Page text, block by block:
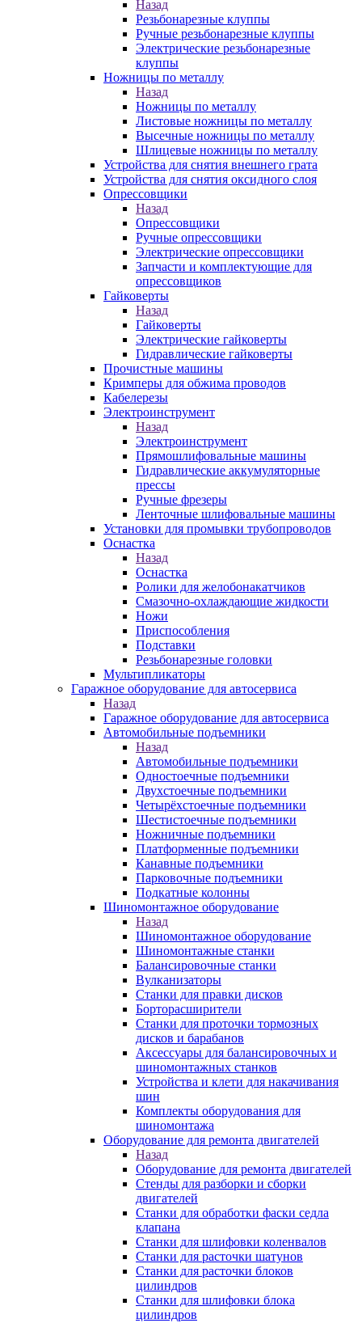
Назад
Резьбонарезные клуппы
Ручные резьбонарезные клуппы
Электрические резьбонарезные
клуппы
Ножницы по металлу
Назад
Ножницы по металлу
Листовые ножницы по металлу
Высечные ножницы по металлу
Шлицевые ножницы по металлу
Устройства для снятия внешнего грата
Устройства для снятия оксидного слоя
Опрессовщики
Назад
Опрессовщики
Ручные опрессовщики
Электрические опрессовщики
Запчасти и комплектующие для
опрессовщиков
Гайковерты
Назад
Гайковерты
Электрические гайковерты
Гидравлические гайковерты
Прочистные машины
Кримперы для обжима проводов
Кабелерезы
Электроинструмент
Назад
Электроинструмент
Прямошлифовальные машины
Гидравлические аккумуляторные
прессы
Ручные фрезеры
Ленточные шлифовальные машины
Установки для промывки трубопроводов
Оснастка
Назад
Оснастка
Ролики для желобонакатчиков
Смазочно-охлаждающие жидкости
Ножи
Приспособления
Подставки
Резьбонарезные головки
Мультипликаторы
Гаражное оборудование для автосервиса
Назад
Гаражное оборудование для автосервиса
Автомобильные подъемники
Назад
Автомобильные подъемники
Одностоечные подъемники
Двухстоечные подъемники
Четырёхстоечные подъемники
Шестистоечные подъемники
Ножничные подъемники
Платформенные подъемники
Канавные подъемники
Парковочные подъемники
Подкатные колонны
Шиномонтажное оборудование
Назад
Шиномонтажное оборудование
Шиномонтажные станки
Балансировочные станки
Вулканизаторы
Станки для правки дисков
Борторасширители
Станки для проточки тормозных
дисков и барабанов
Аксессуары для балансировочных и
шиномонтажных станков
Устройства и клети для накачивания
шин
Комплекты оборудования для
шиномонтажа
Оборудование для ремонта двигателей
Назад
Оборудование для ремонта двигателей
Стенды для разборки и сборки
двигателей
Станки для обработки фаски седла
клапана
Станки для шлифовки коленвалов
Станки для расточки шатунов
Станки для расточки блоков
цилиндров
Станки для шлифовки блока
цилиндров